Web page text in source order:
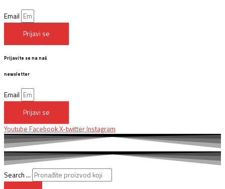
Email
Prijavi se
Prijavite se na naš
newsletter
Email
Prijavi se
Youtube FacebookX-twitter Instagram
Search ...